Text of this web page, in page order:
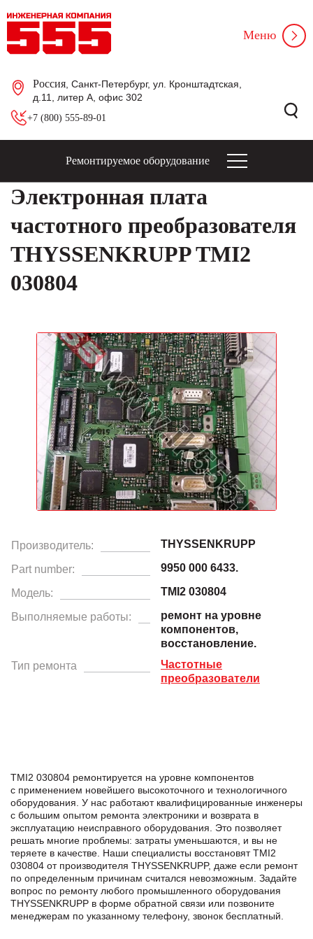
Россия , Санкт-Петербург, ул. Кронштадтская,
д.11, литер А, офис 302
+7 (800) 555-89-01
Меню
Ремонтируемое оборудование
Электронная плата
частотного преобразователя
THYSSENKRUPP TMI2
030804
Производитель: THYSSENKRUPP
Part number: 9950 000 6433.
Модель: TMI2 030804
Выполняемые работы:
ремонт на уровне
компонентов,
восстановление.
Тип ремонта
Частотные
преобразователи
TMI2 030804 ремонтируется на уровне компонентов
с применением новейшего высокоточного и технологичного
оборудования. У нас работают квалифицированные инженеры
с большим опытом ремонта электроники и возврата в
эксплуатацию неисправного оборудования. Это позволяет
решать многие проблемы: затраты уменьшаются, и вы не
теряете в качестве. Наши специалисты восстановят TMI2
030804 от производителя THYSSENKRUPP, даже если ремонт
по определенным причинам считался невозможным. Задайте
вопрос по ремонту любого промышленного оборудования
THYSSENKRUPP в формe обратной связи или позвоните
менеджерам по указанному телефону, звонок бесплатный.